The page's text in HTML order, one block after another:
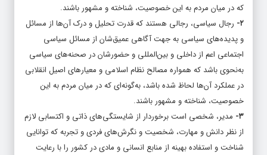
که در میان مردم به این خصوصیت، شناخته و مشهور باشند.
۲- رجال سیاسی، رجالی هستند که قدرت تحلیل و درک آن‌ها از مسائل
و پدیده‌های سیاسی به جهت آگاهی عمیق‌شان از مسائل سیاسی
اجتماعی اعم از داخلی و بین‌المللی و حضورشان در صحنه‌های سیاسی
به‌نحوی باشد که همواره مصالح نظام اسلامی و معیار‌های اصیل انقلابی
در عملکرد آن‌ها لحاظ شده باشد، به‌گونه‌ای که در میان مردم به این
خصوصیت، شناخته و مشهور باشند.
۳- مدیر، شخصی است برخوردار از شایستگی‌های ذاتی و اکتسابی لازم
از نظر دانش و مهارت، شخصیت و نگرش‌های فردی و تجربه که توانایی
شناخت و استفاده بهینه از منابع انسانی و مادی در کشور را با رعایت